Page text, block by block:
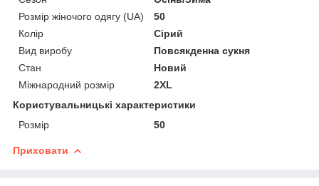
Розмір жіночого одягу (UA)
50
Колір
Сірий
Вид виробу
Повсякденна сукня
Стан
Новий
Міжнародний розмір
2XL
Користувальницькі характеристики
Розмір
50
Приховати